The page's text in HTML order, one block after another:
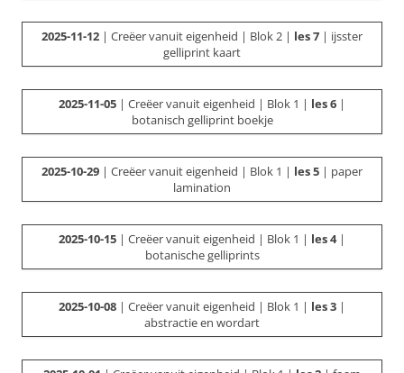
2025-11-12 | Creëer vanuit eigenheid | Blok 2 | les 7 | ijsster
gelliprint kaart
2025-11-05 | Creëer vanuit eigenheid | Blok 1 | les 6 |
botanisch gelliprint boekje
2025-10-29 | Creëer vanuit eigenheid | Blok 1 | les 5 | paper
lamination
2025-10-15 | Creëer vanuit eigenheid | Blok 1 | les 4|
botanische gelliprints
2025-10-08 | Creëer vanuit eigenheid | Blok 1 | les 3 |
abstractie en wordart